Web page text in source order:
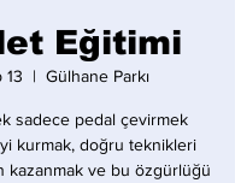
Eğitimi
13
  |
Gülhane Parkı
sadece pedal çevirmek
kurmak, doğru teknikleri
kazanmak ve bu özgürlüğü